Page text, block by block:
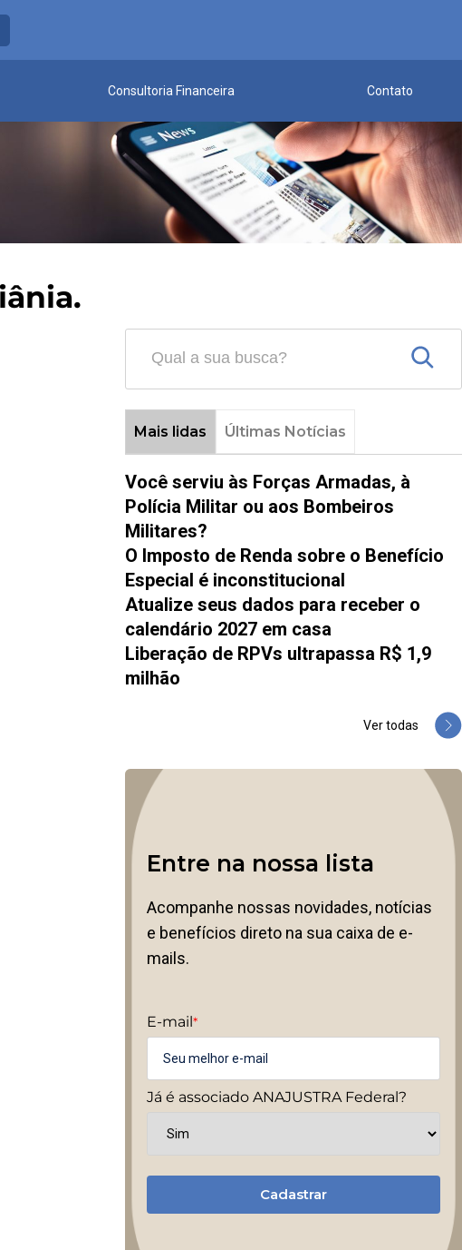
Consultoria Financeira Contato
Mais lidas Últimas Notícias
Você serviu às Forças Armadas, à
Polícia Militar ou aos Bombeiros
Militares?
O Imposto de Renda sobre o Benefício
Especial é inconstitucional
Atualize seus dados para receber o
calendário 2027 em casa
Liberação de RPVs ultrapassa R$ 1,9
milhão
Ver todas
Entre na nossa lista
Acompanhe nossas novidades, notícias
e benefícios direto na sua caixa de e-
mails.
E-mail *
Já é associado ANAJUSTRA Federal?
Cadastrar